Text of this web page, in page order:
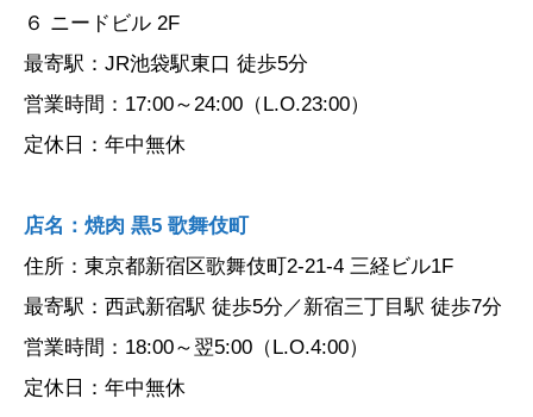
６ ニードビル 2F
最寄駅：JR池袋駅東口 徒歩5分
営業時間：17:00～24:00（L.O.23:00）
定休日：年中無休
店名：焼肉 黒5 歌舞伎町
住所：東京都新宿区歌舞伎町2-21-4 三経ビル1F
最寄駅：西武新宿駅 徒歩5分／新宿三丁目駅 徒歩7分
営業時間：18:00～翌5:00（L.O.4:00）
定休日：年中無休